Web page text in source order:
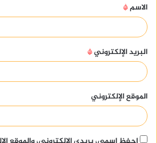
*
الاسم*
البريد الإلكتروني*
الموقع الإلكتروني